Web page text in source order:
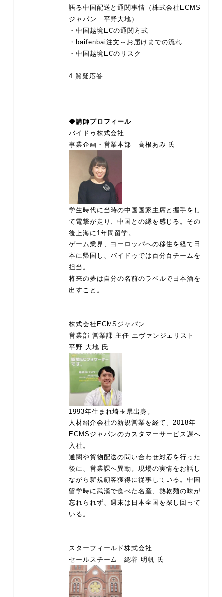
語る中国配送と通関事情（株式会社ECMS
ジャパン 平野大地）
・中国越境ECの通関方式
・baifenbai注文～お届けまでの流れ
・中国越境ECのリスク
4.質疑応答
◆講師プロフィール
バイドゥ株式会社
学生時代に当時の中国国家主席と握手をし
て電撃が走り、中国との縁を感じる。その
後上海に1年間留学。
ゲーム業界、ヨーロッパへの移住を経て日
本に帰国し、バイドゥでは百分百チームを
担当。
将来の夢は自分の名前のラベルで日本酒を
出すこと。
株式会社ECMSジャパン
営業部 営業課 主任 エヴァンジェリスト
1993年生まれ埼玉県出身。
人材紹介会社の新規営業を経て、2018年
ECMSジャパンのカスタマーサービス課へ
入社。
通関や貨物配送の問い合わせ対応を行った
後に、営業課へ異動。現場の実情をお話し
ながら新規顧客獲得に従事している。中国
留学時に武漢で食べた名産、熱乾麺の味が
忘れられず、週末は日本全国を探し回って
いる。
スターフィールド株式会社